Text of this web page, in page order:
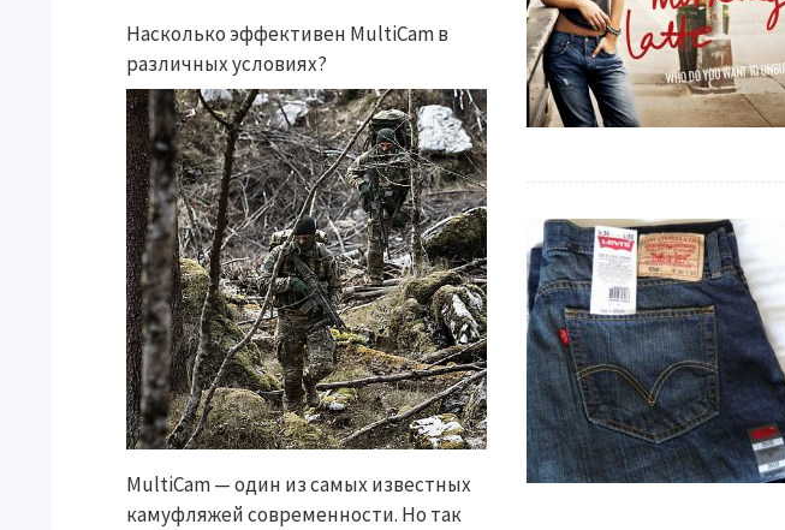
Насколько эффективен MultiCam в
различных условиях?
MultiCam — один из самых известных
камуфляжей современности. Но так